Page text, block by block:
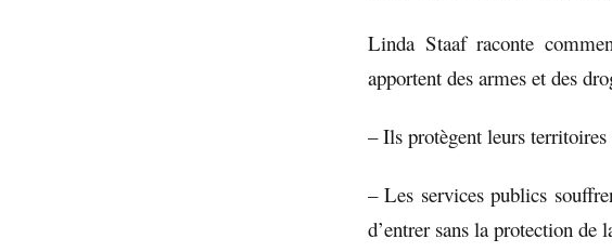
Linda Staaf raconte
apportent des armes et des
– Ils protègent leurs
– Les services publics
d’entrer sans la protection de